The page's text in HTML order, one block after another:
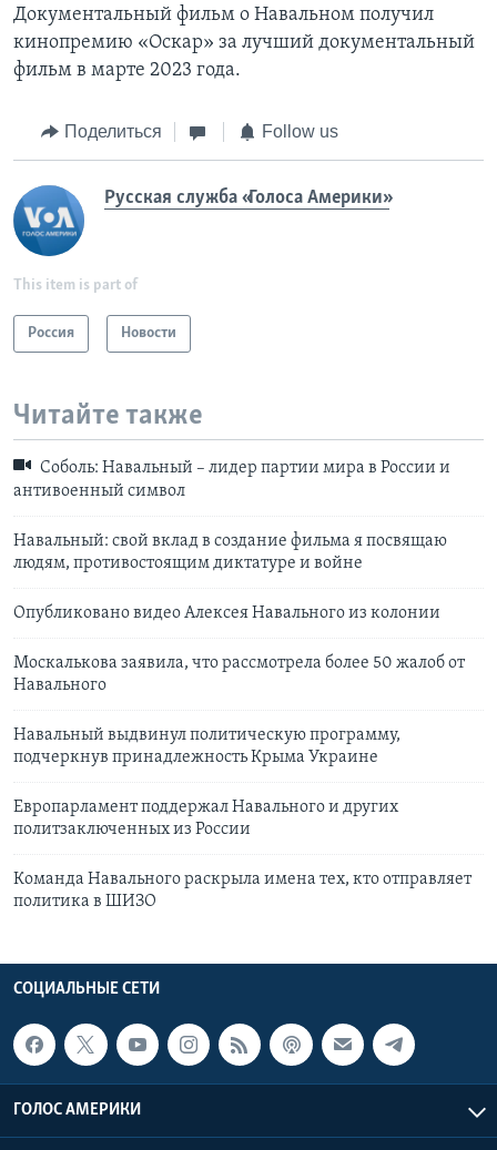
Документальный фильм о Навальном получил
кинопремию «Оскар» за лучший документальный
фильм в марте 2023 года.
Поделиться Follow us
Русская служба «Голоса Америки»
This item is part of
Россия Новости
Читайте также
Соболь: Навальный – лидер партии мира в России и
антивоенный символ
Навальный: свой вклад в создание фильма я посвящаю
людям, противостоящим диктатуре и войне
Опубликовано видео Алексея Навального из колонии
Москалькова заявила, что рассмотрела более 50 жалоб от
Навального
Навальный выдвинул политическую программу,
подчеркнув принадлежность Крыма Украине
Европарламент поддержал Навального и других
политзаключенных из России
Команда Навального раскрыла имена тех, кто отправляет
политика в ШИЗО
СОЦИАЛЬНЫЕ СЕТИ
ГОЛОС АМЕРИКИ